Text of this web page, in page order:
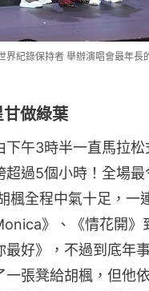
界紀錄保持者 舉辦演唱會最年長
做綠葉
下午3時半一直馬拉
超過5個小時！全場
楓全程中氣十足，一
》、《情花開》
最好》，不過到底年
一張凳給胡楓，但他